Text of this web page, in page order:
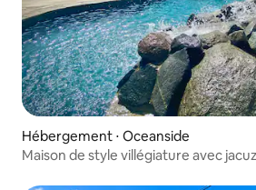
Hébergement ⋅ Oceanside
Maison de style villégiature avec